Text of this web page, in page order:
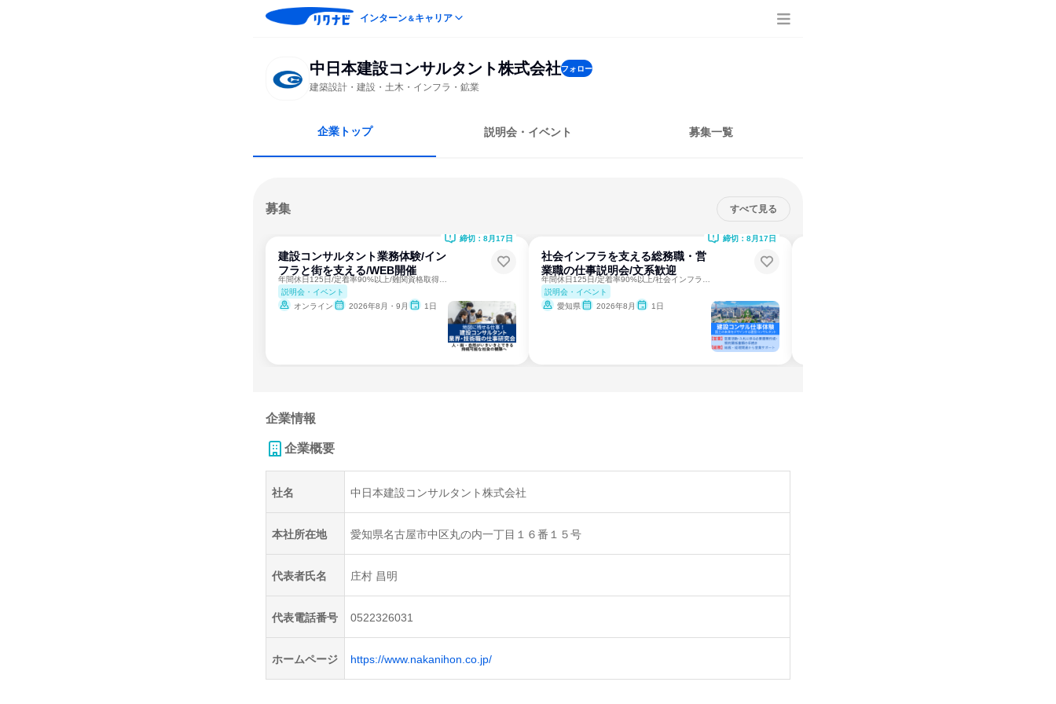
インターン＆キャリア
中日本建設コンサルタント株式会社フォロー
建築設計・建設・土木・インフラ・鉱業
企業トップ 説明会・イベント 募集一覧
募集 すべて見る
建設コンサルタント業務体験/イン
フラと街を支える/WEB開催
説明会・イベント
オンライン
2026年8月・9月 1日
締切：8月17日
社会インフラを支える総務職・営
業職の仕事説明会/文系歓迎
説明会・イベント
愛知県
2026年8月 1日
締切：8月17日
企業情報
企業概要
社名 中日本建設コンサルタント株式会社
本社所在地 愛知県名古屋市中区丸の内一丁目１６番１５号
代表者氏名 庄村 昌明
代表電話番号 0522326031
ホームページ https://www.nakanihon.co.jp/